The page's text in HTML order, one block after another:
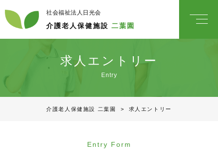
社会福祉法人日光会
介護老人保健施設 二葉園
求人エントリー
Entry
介護老人保健施設 二葉園 > 求人エントリー
Entry Form